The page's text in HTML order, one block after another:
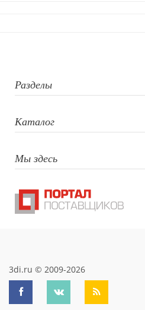
Лазерная
Разделы
Каталог
Мы здесь
3di.ru © 2009-2026